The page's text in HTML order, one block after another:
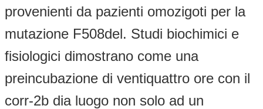
provenienti da pazienti omozigoti per la
mutazione F508del. Studi biochimici e
fisiologici dimostrano come una
preincubazione di ventiquattro ore con il
corr-2b dia luogo non solo ad un